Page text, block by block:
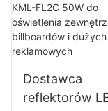
i parków
Dostawca
reflektorów